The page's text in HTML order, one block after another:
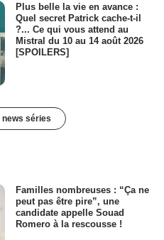
Plus belle la vie en avance :
Quel secret Patrick cache-t-il
?... Ce qui vous attend au
Mistral du 10 au 14 août 2026
[SPOILERS]
news séries
Familles nombreuses : “Ça ne
peut pas être pire”, une
candidate appelle Souad
Romero à la rescousse !